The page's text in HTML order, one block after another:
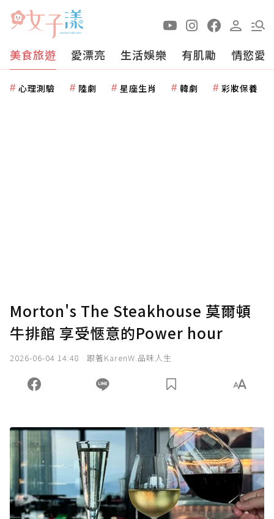
美食旅遊 愛漂亮 生活娛樂 有肌勵 情慾愛
心理測驗 陸劇 星座生肖 韓劇 彩妝保養
Morton's The Steakhouse 莫爾頓
牛排館 享受愜意的Power hour
2026-06-04 14:48 跟著KarenW.品味人生